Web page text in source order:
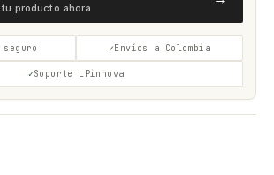
tu producto ahora
seguro Envíos a Colombia
Soporte LPinnova